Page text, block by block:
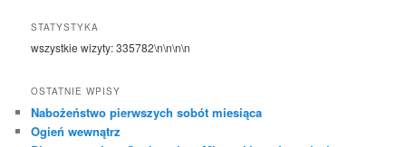
STATYSTYKA
wszystkie wizyty:335782\n\n\n\n
OSTATNIE WPISY
Nabożeństwo pierwszych sobót miesiąca
Ogień wewnątrz